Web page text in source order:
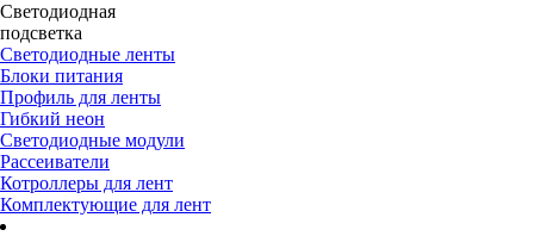
Светодиодная
подсветка
Светодиодные ленты
Блоки питания
Профиль для ленты
Гибкий неон
Светодиодные модули
Рассеиватели
Котроллеры для лент
Комплектующие для лент